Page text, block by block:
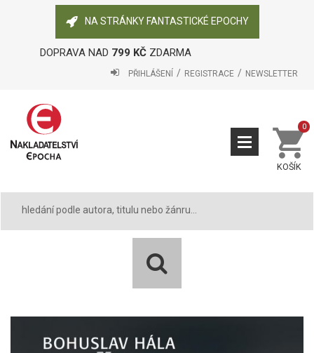
NA STRÁNKY FANTASTICKÉ EPOCHY
DOPRAVA NAD 799 KČZDARMA
PŘIHLÁŠENÍ REGISTRACE NEWSLETTER
KOŠÍK
0